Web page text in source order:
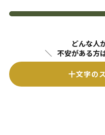
どんな人
不安がある方
十文字の